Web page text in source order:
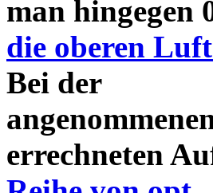
man hingegen
die oberen
Bei der
errechneten